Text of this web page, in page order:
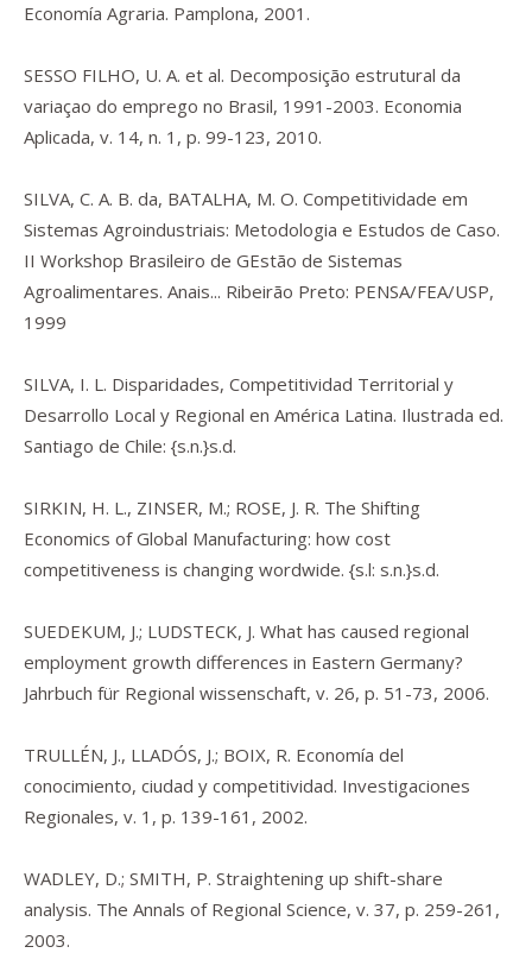
Economía Agraria. Pamplona, 2001.
SESSO FILHO, U. A. et al. Decomposição estrutural da
variaçao do emprego no Brasil, 1991-2003. Economia
Aplicada, v. 14, n. 1, p. 99-123, 2010.
SILVA, C. A. B. da, BATALHA, M. O. Competitividade em
Sistemas Agroindustriais: Metodologia e Estudos de Caso.
II Workshop Brasileiro de GEstão de Sistemas
Agroalimentares. Anais... Ribeirão Preto: PENSA/FEA/USP,
1999
SILVA, I. L. Disparidades, Competitividad Territorial y
Desarrollo Local y Regional en América Latina. Ilustrada ed.
Santiago de Chile: {s.n.}s.d.
SIRKIN, H. L., ZINSER, M.; ROSE, J. R. The Shifting
Economics of Global Manufacturing: how cost
competitiveness is changing wordwide. {s.l: s.n.}s.d.
SUEDEKUM, J.; LUDSTECK, J. What has caused regional
employment growth differences in Eastern Germany?
Jahrbuch für Regional wissenschaft, v. 26, p. 51-73, 2006.
TRULLÉN, J., LLADÓS, J.; BOIX, R. Economía del
conocimiento, ciudad y competitividad. Investigaciones
Regionales, v. 1, p. 139-161, 2002.
WADLEY, D.; SMITH, P. Straightening up shift-share
analysis. The Annals of Regional Science, v. 37, p. 259-261,
2003.